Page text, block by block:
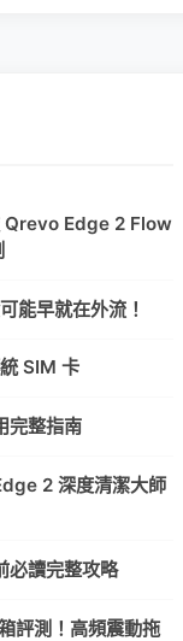
Qrevo Edge 2 Flow
能早就在外流！
SIM 卡
完整指南
2 深度清潔大師
必讀完整攻略
評測！高頻震動拖